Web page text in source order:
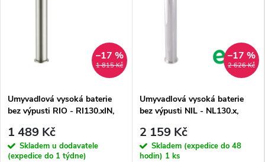
1 815 Kč
–17 %
Umyvadlová vysoká baterie
bez výpusti RIO - RI130.xIN,
1 489 Kč
Skladem u dodavatele
(expedice do 1 týdne)
2 626 Kč
–17 %
Umyvadlová vysoká baterie
bez výpusti NIL - NL130.x,
2 159 Kč
Skladem (expedice do 48
hodin) 1 ks